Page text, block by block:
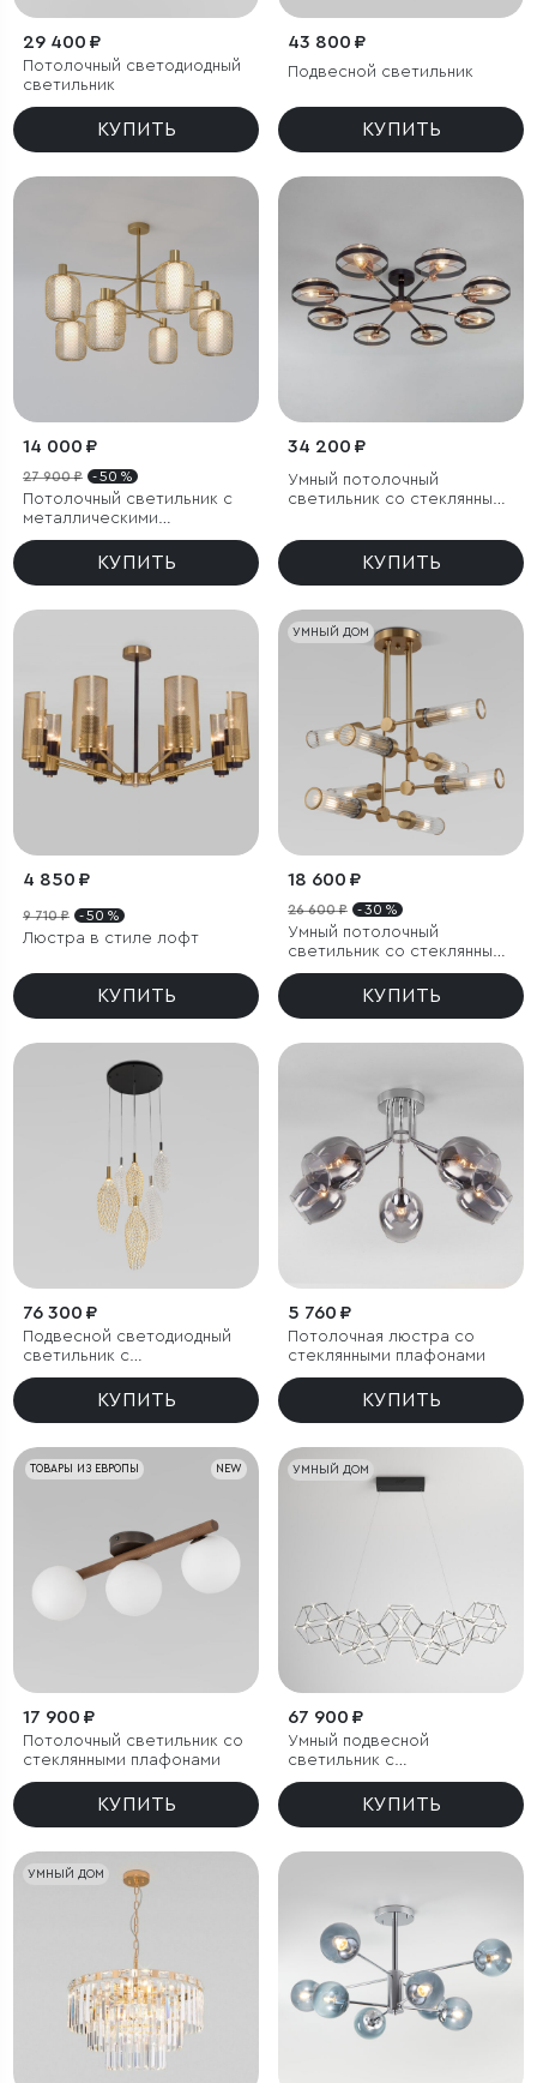
29 400 ₽
Потолочный светодиодный
светильник
КУПИТЬ
43 800 ₽
Подвесной светильник
КУПИТЬ
14 000 ₽
27 900 ₽ - 50 %
Потолочный светильник с
металлическими
абажурами и стеклянными
плафонамиКУПИТЬ
34 200 ₽
Умный потолочный
светильник со стеклянными
КУПИТЬ
4 850 ₽
9 710 ₽ - 50 %
Люстра в стиле лофт
КУПИТЬ
УМНЫЙ ДОМ
18 600 ₽
26 600 ₽ - 30 %
Умный потолочный
светильник со стеклянными
плафонами
КУПИТЬ
76 300 ₽
Подвесной светодиодный
светильник с
металлическими
плафонамиКУПИТЬ
5 760 ₽
Потолочная люстра со
стеклянными плафонами
КУПИТЬ
NEW
ТОВАРЫ ИЗ ЕВРОПЫ
17 900 ₽
Потолочный светильник со
стеклянными плафонами
КУПИТЬ
УМНЫЙ ДОМ
67 900 ₽
Умный подвесной
светильник с
регулировкой яркости
КУПИТЬ
УМНЫЙ ДОМ